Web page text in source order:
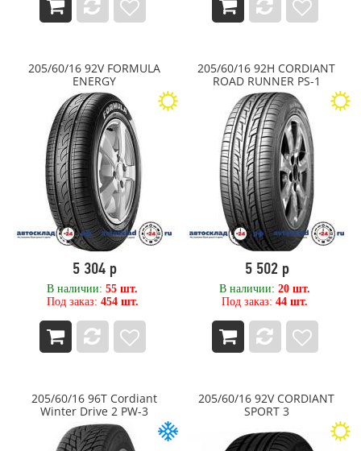
325
33
35
355
360
380
385
395
4
4,50
400
405
43
440
445
5
5,50
GOODRIDE
Goodyear
GRIPMAX
GT Radial
HABILEAD
Hankook
Hankook Laufenn
HEADWAY
Hifly
HILO
IKON
Ikon Tyres
Ikon Tyres (Nokian Tyres)
Inroad
Kama
KAMA PRO ЦМК
KAVIR TIRE
Kingboss
Kingnate
205/60/16 92V FORMULA
ENERGY
5 304 р
В наличии:55 шт.
Под заказ: 454 шт.
205/60/16 92H CORDIANT
ROAD RUNNER PS-1
5 502 р
В наличии:20 шт.
Под заказ:44 шт.
205/60/16 96T Cordiant
Winter Drive 2 PW-3
205/60/16 92V CORDIANT
SPORT 3